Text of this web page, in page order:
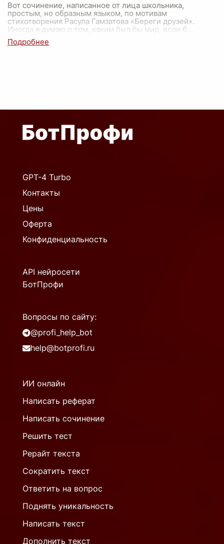
Вот сочинение, написанное от лица школьника,
простым, но образным языком, по мотивам
стихотворения Расула Гамзатова «Береги друзей».
Иногда я думаю о том, каким был бы мир, если б
GPT-4 Turbo
Контакты
Цены
Оферта
Конфиденциальность
API нейросети
БотПрофи
Вопросы по сайту:
@profi_help_bot
help@botprofi.ru
ИИ онлайн
Написать реферат
Написать сочинение
Решить тест
Рерайт текста
Сократить текст
Ответить на вопрос
Поднять уникальность
Написать текст
Дополнить текст